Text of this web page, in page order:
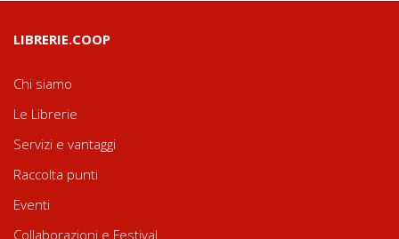
LIBRERIE.COOP
Chi siamo
Le Librerie
Servizi e vantaggi
Raccolta punti
Eventi
Collaborazioni e Festival